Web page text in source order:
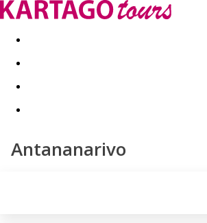
Last minute Dovolenkové kluby
Antananarivo